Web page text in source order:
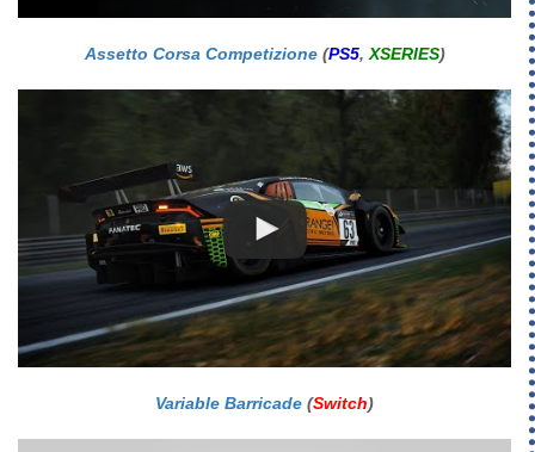
Assetto Corsa Competizione(PS5,XSERIES)
Variable Barricade (Switch)